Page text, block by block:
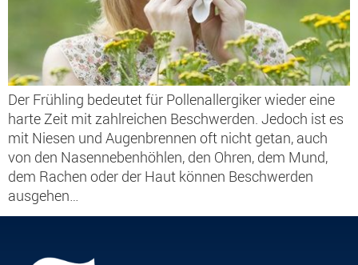
Der Frühling bedeutet für Pollenallergiker wieder eine
harte Zeit mit zahlreichen Beschwerden. Jedoch ist es
mit Niesen und Augenbrennen oft nicht getan, auch
von den Nasennebenhöhlen, den Ohren, dem Mund,
dem Rachen oder der Haut können Beschwerden
ausgehen…